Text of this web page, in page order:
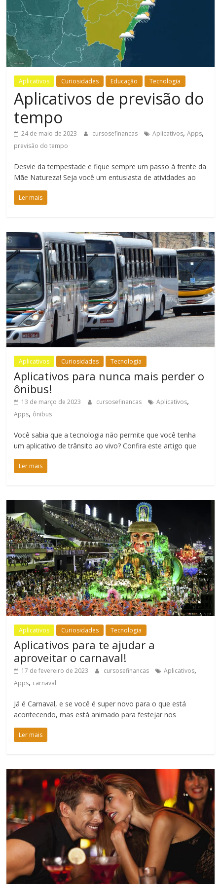
Estar
Aplicativos Curiosidades Educação Tecnologia
Aplicativos de previsão do
tempo
24 de maio de 2023 cursosefinancas Aplicativos,Apps,
previsão do tempo
Desvie da tempestade e fique sempre um passo à frente da
Mãe Natureza! Seja você um entusiasta de atividades ao
Ler mais
Aplicativos Curiosidades Tecnologia
Aplicativos para nunca mais perder o
ônibus!
13 de março de 2023 cursosefinancas Aplicativos,
Apps, ônibus
Você sabia que a tecnologia não permite que você tenha
um aplicativo de trânsito ao vivo? Confira este artigo que
Ler mais
Aplicativos Curiosidades Tecnologia
Aplicativos para te ajudar a
aproveitar o carnaval!
17 de fevereiro de 2023 cursosefinancas Aplicativos,
Apps, carnaval
Já é Carnaval, e se você é super novo para o que está
acontecendo, mas está animado para festejar nos
Ler mais